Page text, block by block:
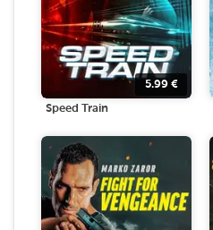
5.99 €
Speed Train